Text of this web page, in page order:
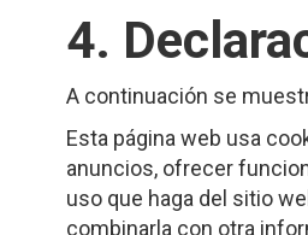
4.
A continuación se
Esta página web usa
anuncios, ofrecer
uso que haga del sitio
combinarla con otra